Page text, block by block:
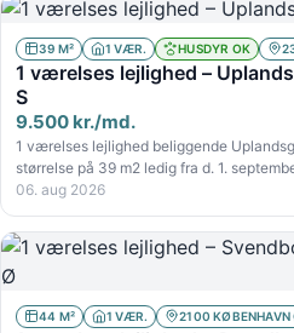
39 M² 1 VÆR. HUSDYR OK
1 værelses lejlighed –
S
9.500 kr./md.
1 værelses lejlighed beliggende
størrelse på 39 m2 ledig fra d. 1.
06. aug 2026
44 M² 1 VÆR. 2100 KØBENHAVN